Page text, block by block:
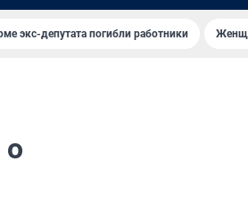
экс-депутата погибли работники